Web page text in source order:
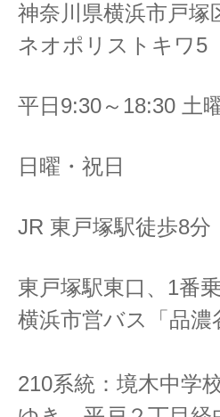
神奈川県横浜市戸塚
ネオポリストキワ
平日9:30～18:30 土
日曜・祝日
JR 東戸塚駅徒歩8
東戸塚駅東口、1番
横浜市営バス「品
210系統：境木中学